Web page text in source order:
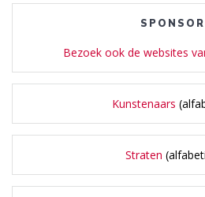
Bezoek ook de websites
Kunstenaars
Straten